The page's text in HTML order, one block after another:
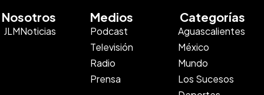
Nosotros
JLMNoticias
Medios
Podcast
Televisión
Radio
Prensa
Categorías
Aguascalientes
México
Mundo
Los Sucesos